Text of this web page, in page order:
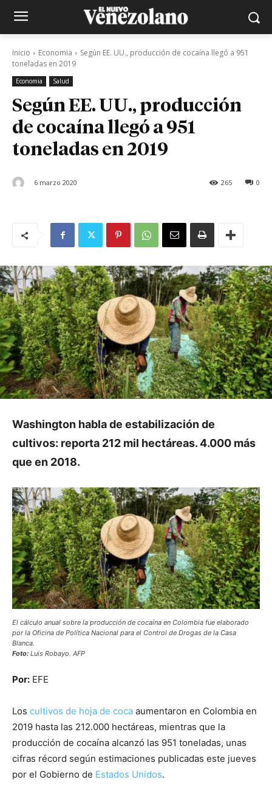
Inicio Economia
Según EE. UU., producción de cocaína llegó a 951
toneladas en 2019
Economia Salud
Según EE. UU., producción
de cocaína llegó a 951
toneladas en 2019
6 marzo 2020 0
265
Washington habla de estabilización de
cultivos: reporta 212 mil hectáreas. 4.000 más
que en 2018.
El cálculo anual sobre la producción de cocaína en Colombia fue elaborado
por la Oficina de Política Nacional para el Control de Drogas de la Casa
Blanca.
Foto: Luis Robayo. AFP
Por: EFE
Los cultivos de hoja de coca aumentaron en Colombia en
2019 hasta las 212.000 hectáreas, mientras que la
producción de cocaína alcanzó las 951 toneladas, unas
cifras récord según estimaciones publicadas este jueves
por el Gobierno de Estados Unidos.